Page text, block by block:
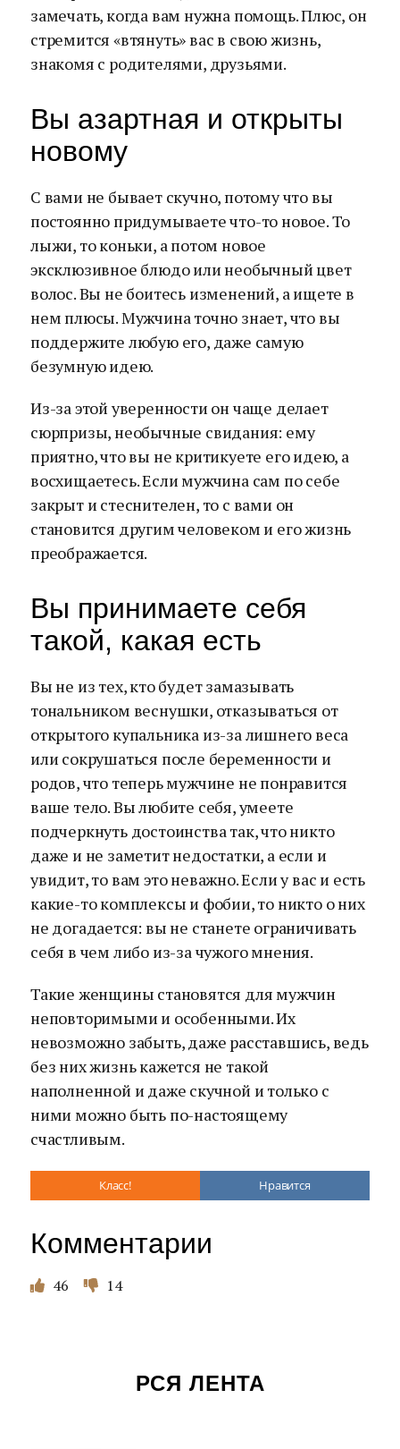
замечать, когда вам нужна помощь. Плюс, он
стремится «втянуть» вас в свою жизнь,
знакомя с родителями, друзьями.
Вы азартная и открыты
новому
С вами не бывает скучно, потому что вы
постоянно придумываете что-то новое. То
лыжи, то коньки, а потом новое
эксклюзивное блюдо или необычный цвет
волос. Вы не боитесь изменений, а ищете в
нем плюсы. Мужчина точно знает, что вы
поддержите любую его, даже самую
безумную идею.
Из-за этой уверенности он чаще делает
сюрпризы, необычные свидания: ему
приятно, что вы не критикуете его идею, а
восхищаетесь. Если мужчина сам по себе
закрыт и стеснителен, то с вами он
становится другим человеком и его жизнь
преображается.
Вы принимаете себя
такой, какая есть
Вы не из тех, кто будет замазывать
тональником веснушки, отказываться от
открытого купальника из-за лишнего веса
или сокрушаться после беременности и
родов, что теперь мужчине не понравится
ваше тело. Вы любите себя, умеете
подчеркнуть достоинства так, что никто
даже и не заметит недостатки, а если и
увидит, то вам это неважно. Если у вас и есть
какие-то комплексы и фобии, то никто о них
не догадается: вы не станете ограничивать
себя в чем либо из-за чужого мнения.
Такие женщины становятся для мужчин
неповторимыми и особенными. Их
невозможно забыть, даже расставшись, ведь
без них жизнь кажется не такой
наполненной и даже скучной и только с
ними можно быть по-настоящему
счастливым.
Класс! Нравится
Комментарии
46 14
РСЯ ЛЕНТА